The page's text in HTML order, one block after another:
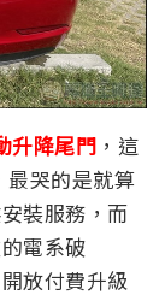
升降尾門 ，這
哭的是就算
裝服務，而
電系破
放付費升級